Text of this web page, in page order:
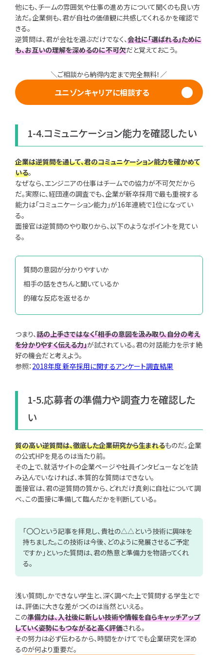
他にも、チームの雰囲気や仕事の進め方について聞くのも良い方
法だ。企業側も、君が自社の価値観に共感してくれるかを確認で
きる。
逆質問は、君が会社を選ぶだけでなく、会社に「選ばれる」ために
も、お互いの理解を深めるのに不可欠だと覚えておこう。
＼ご相談から納得内定まで完全無料！／
ユニゾンキャリアに相談する
1-4.コミュニケーション能力を確認したい
企業は逆質問を通して、君のコミュニケーション能力を確かめて
いる。
なぜなら、エンジニアの仕事はチームでの協力が不可欠だから
だ。実際に、経団連の調査でも、企業が新卒採用で最も重視する
能力は「コミュニケーション能力」が16年連続で1位になってい
る。
面接官は逆質問のやり取りから、以下のようなポイントを見てい
る。
質問の意図が分かりやすいか
相手の話をきちんと聞いているか
的確な反応を返せるか
つまり、話の上手さではなく「相手の意図を汲み取り、自分の考え
を分かりやすく伝える力」が試されている。君の対話能力を示す絶
好の機会だと考えよう。
参照： 2018年度 新卒採用に関するアンケート調査結果
1-5.応募者の準備力や調査力を確認した
い
質の高い逆質問は、徹底した企業研究から生まれるものだ。企業
の公式HPを見るのは当たり前。
その上で、就活サイトの企業ページや社員インタビューなどを読
み込んでいなければ、本質的な質問はできない。
面接官は、君の逆質問の質から、どれだけ真剣に自社について調
べ、この面接に準備して臨んだかを判断している。
「〇〇という記事を拝見し、貴社の△△という技術に興味を
持ちました。この技術は今後、どのように発展させるご予定
ですか」といった質問は、君の熱意と準備力を物語ってくれ
る。
浅い質問しかできない学生と、深く調べた上で質問する学生とで
は、評価に大きな差がつくのは当然といえる。
この準備力は、入社後に新しい技術や情報を自らキャッチアップ
していく姿勢にもつながると高く評価される。
その努力は必ず伝わるから、時間をかけてでも企業研究を深め
るのが何より重要だ。